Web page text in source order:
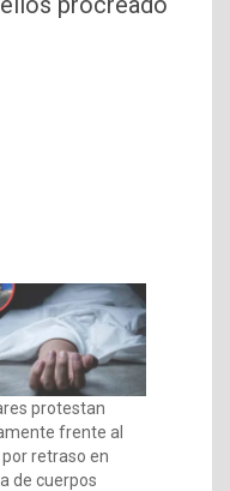
protestan
frente al
por retraso en
de cuerpos